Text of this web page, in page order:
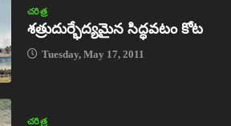
చరిత్ర
శత్రుదుర్భేద్యమైన సిద్ధవటం కోట
Tuesday, May 17, 2011
చరిత్ర